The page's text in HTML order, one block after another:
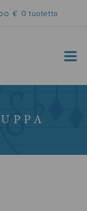
€ 0 tuotetta
MENU